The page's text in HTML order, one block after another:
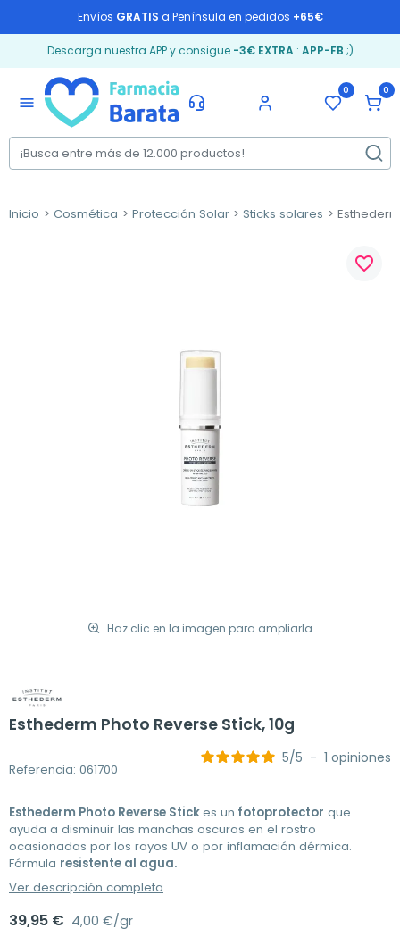
Envíos GRATIS a Península en pedidos +65€
Descarga nuestra APP y consigue -3€ EXTRA: APP-FB ;)
menu
0 0
Inicio Cosmética Protección Solar Sticks solares
Haz clic en la imagen para ampliarla
favorite_border
Esthederm Photo Reverse Stick, 10g
Referencia: 061700
5/5 - 1 opiniones
Esthederm Photo Reverse Stickes un fotoprotector que
ayuda a disminuir las manchas oscuras en el rostro
ocasionadas por los rayos UV o por inflamación dérmica.
Fórmula resistente al agua.
Ver descripción completa
39,95 € 4,00 €/gr